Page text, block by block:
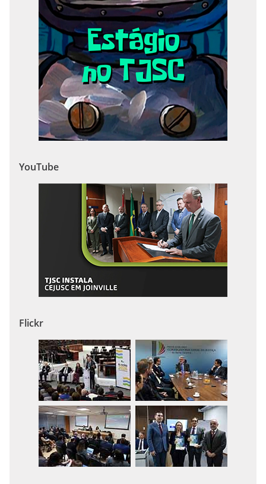
YouTube
Flickr